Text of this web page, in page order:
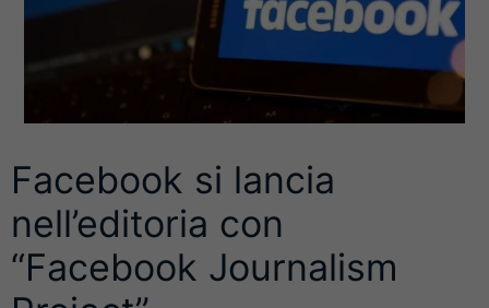
Facebook si lancia
nell’editoria con
“Facebook Journalism